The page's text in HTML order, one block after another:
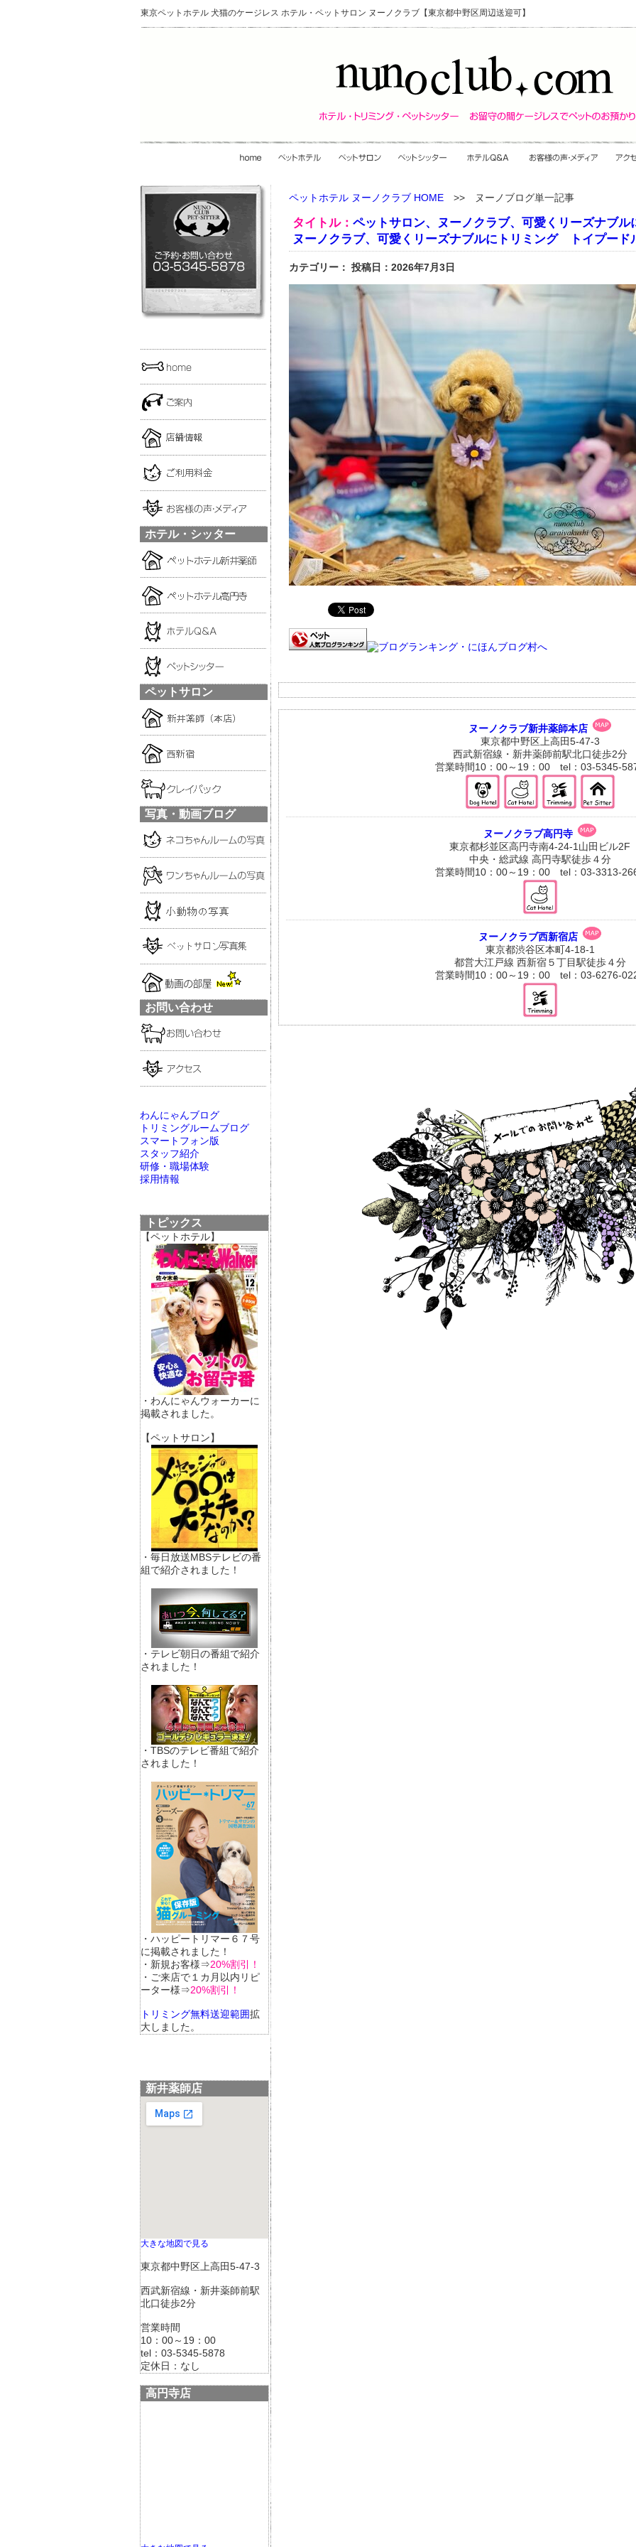
東京ペットホテル 犬猫のケージレス ホテル・ペットサロン ヌーノクラブ【東京都中野区周辺送迎可】
ホテル・シッター
ペットサロン
写真・動画ブログ
お問い合わせ
わんにゃんブログ
トリミングルームブログ
スマートフォン版
スタッフ紹介
研修・職場体験
採用情報
トピックス
【ペットホテル】
・わんにゃんウォーカーに
掲載されました。
【ペットサロン】
・毎日放送MBSテレビの番
組で紹介されました！
・テレビ朝日の番組で紹介
されました！
・TBSのテレビ番組で紹介
されました！
・ハッピートリマー６７号
に掲載されました！
・新規お客様⇒20%割引！
・ご来店で１カ月以内リピ
ーター様⇒20%割引！
トリミング無料送迎範囲拡
大しました。
新井薬師店
大きな地図で見る
東京都中野区上高田5-47-3
西武新宿線・新井薬師前駅
北口徒歩2分
営業時間
10：00～19：00
tel：03-5345-5878
定休日：なし
高円寺店
ペットホテル ヌーノクラブ HOME >> ヌーノブログ単一記事
タイトル： ペットサロン、ヌーノクラブ、可愛くリーズナブ
ヌーノクラブ、可愛くリーズナブルにトリミング トイプード
カテゴリー： 投稿日：2026年7月3日
ヌーノクラブ新井薬師本店
東京都中野区上高田5-47-3
西武新宿線・新井薬師前駅北口徒歩2分
営業時間10：00～19：00 tel：03-5345-
ヌーノクラブ高円寺
東京都杉並区高円寺南4-24-1山田ビル2F
中央・総武線 高円寺駅徒歩４分
営業時間10：00～19：00 tel：03-3313-
ヌーノクラブ西新宿店
東京都渋谷区本町4-18-1
都営大江戸線 西新宿５丁目駅徒歩４分
営業時間10：00～19：00 tel：03-6276-